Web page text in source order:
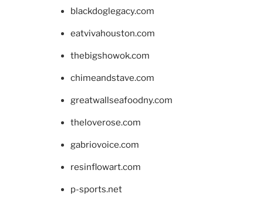
blackdoglegacy.com
eatvivahouston.com
thebigshowok.com
chimeandstave.com
greatwallseafoodny.com
theloverose.com
gabriovoice.com
resinflowart.com
p-sports.net